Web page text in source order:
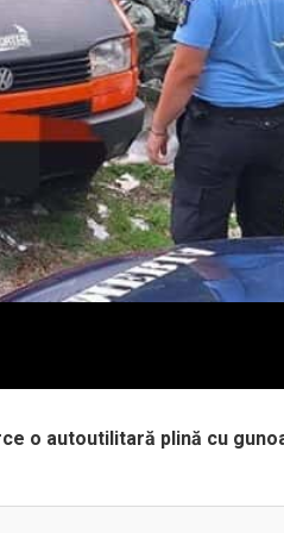
o autoutilitară plină cu